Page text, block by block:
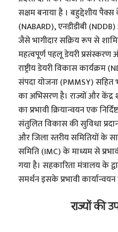
सक्षम बनाया है । बहुद्देशीय पैक्स
(NABARD), एनडीडीबी
जैसे भागीदार सक्रिय रूप से
महत्वपूर्ण पहलू डेयरी
राष्ट्रीय डेयरी विकास कार्यक्रम
संपदा योजना (PMMSY)
का अभिसरण है। राज्यों और केंद्र
का प्रभावी क्रियान्वयन एक
संतुलित विकास की सुविधा प्रदान
और जिला स्तरीय समितियों के
समिति (IMC) के माध्यम से
गया है। सहकारिता मंत्रालय के
समर्थन इसके प्रभावी
राज्यों की